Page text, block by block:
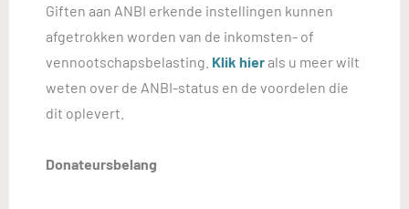
Giften aan ANBI erkende instellingen kunnen
afgetrokken worden van de inkomsten- of
vennootschapsbelasting. Klik hierals u meer wilt
weten over de ANBI-status en de voordelen die
dit oplevert.
Donateursbelang